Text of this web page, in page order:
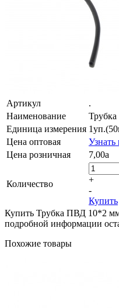
Артикул
.
Наименование
Единица измерения
Цена оптовая
Узнать
Цена розничная
7,00a
Количество
+
-
Купить
Купить Трубка ПВД 10*2
подробной информации
Похожие товары